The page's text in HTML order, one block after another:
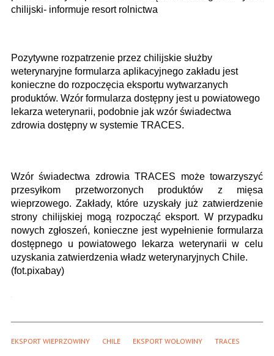
chilijski- informuje resort rolnictwa
Pozytywne rozpatrzenie przez chilijskie służby
weterynaryjne formularza aplikacyjnego zakładu jest
konieczne do rozpoczęcia eksportu wytwarzanych
produktów. Wzór formularza dostępny jest u powiatowego
lekarza weterynarii, podobnie jak wzór świadectwa
zdrowia dostępny w systemie TRACES.
Wzór świadectwa zdrowia TRACES może towarzyszyć
przesyłkom przetworzonych produktów z mięsa
wieprzowego. Zakłady, które uzyskały już zatwierdzenie
strony chilijskiej mogą rozpocząć eksport. W przypadku
nowych zgłoszeń, konieczne jest wypełnienie formularza
dostępnego u powiatowego lekarza weterynarii w celu
uzyskania zatwierdzenia władz weterynaryjnych Chile.
(fot.pixabay)
EKSPORT WIEPRZOWINY CHILE EKSPORT WOŁOWINY TRACES